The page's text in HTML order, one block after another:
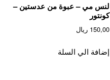
لنس مي – عبوة من عدستين –
كونتور
150,00 ريال
إضافة الي السلة